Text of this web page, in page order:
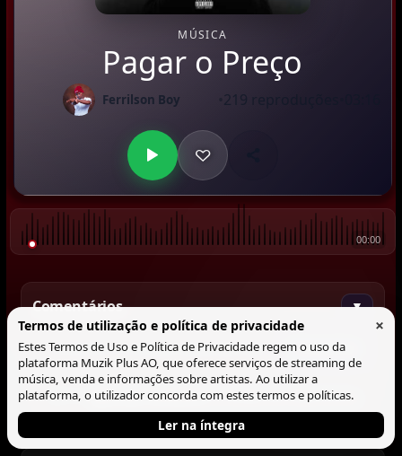
MÚSICA
Pagar o Preço
Ferrilson Boy 219 reproduções
00:00
Comentários ▼
Comentar
00:11 @Lucas AntónioGrande ferrilsonnnnn
Termos de utilização e política de privacidade ×
Estes Termos de Uso e Política de Privacidade regem o uso da
plataforma Muzik Plus AO, que oferece serviços de streaming de
música, venda e informações sobre artistas. Ao utilizar a
plataforma, o utilizador concorda com estes termos e políticas.
Ler na íntegra